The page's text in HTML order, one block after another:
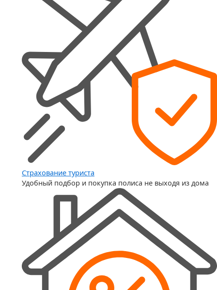
Страхование туриста
Удобный подбор и покупка полиса не выходя из дома